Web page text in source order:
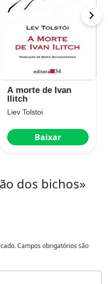
A morte de Ivan
Ilitch
Liev Tolstoi
Baixar
dos bichos»
Campos obrigatórios são